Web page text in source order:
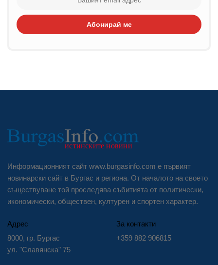
Абонирай ме
Информационният сайт www.burgasinfo.com е първият
новинарски сайт в Бургас и региона. От началото на своето
съществуване той проследява събитията от политически,
икономически, обществен, културен и спортен характер.
Адрес
8000, гр. Бургас
ул. "Славянска" 75
За контакти
+359 882 906815